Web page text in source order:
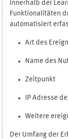
Innerhalb der
Funktionalitäten
automatisiert
Art des
Name des
Zeitpunkt
IP Adresse
Weitere
Der Umfang der